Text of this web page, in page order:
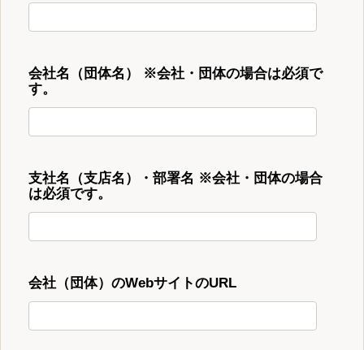
会社名（団体名） ※会社・団体の場合は必須で
す。
支社名（支店名）・部署名 ※会社・団体の場合
は必須です。
会社（団体）のWebサイトのURL